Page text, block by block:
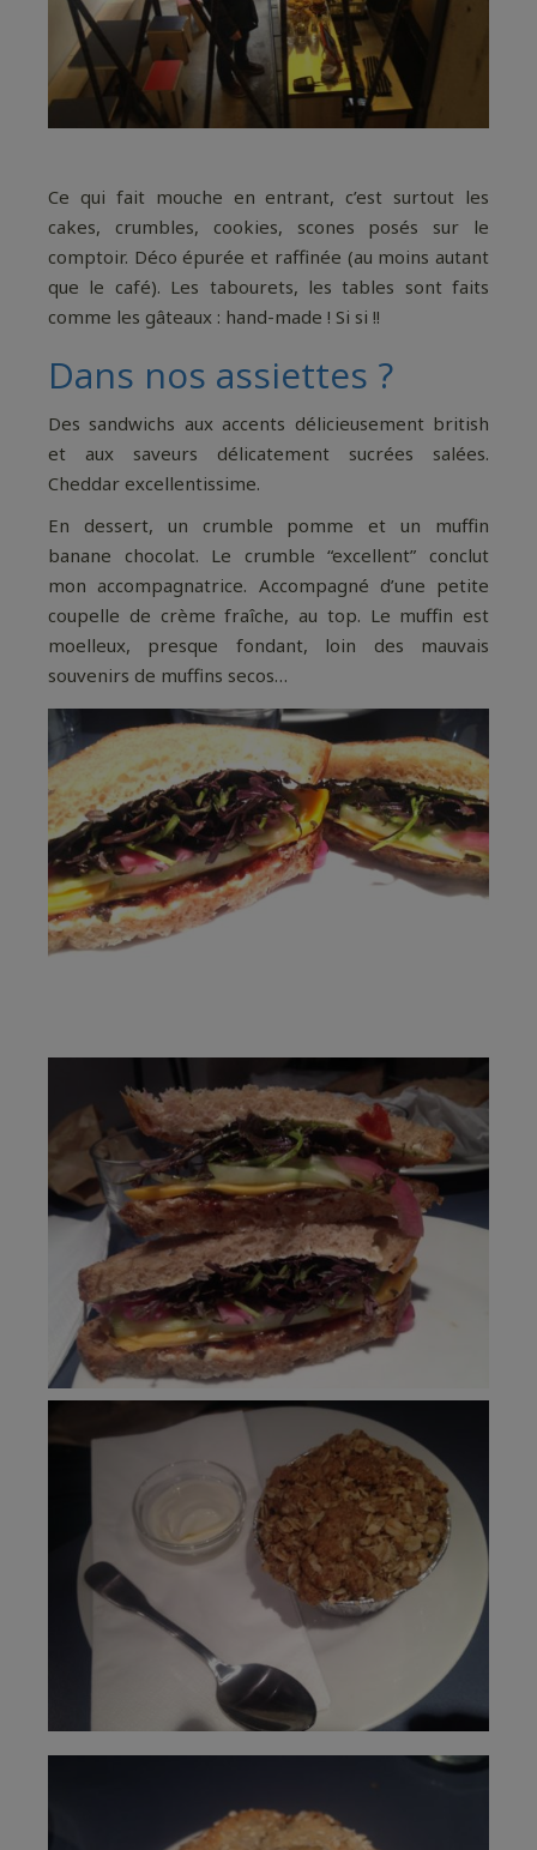
Ce qui fait mouche en entrant, c’est surtout les
cakes, crumbles, cookies, scones posés sur le
comptoir. Déco épurée et raffinée (au moins autant
que le café). Les tabourets, les tables sont faits
comme les gâteaux : hand-made ! Si si !!
Dans nos assiettes ?
Des sandwichs aux accents délicieusement british
et aux saveurs délicatement sucrées salées.
Cheddar excellentissime.
En dessert, un crumble pomme et un muffin
banane chocolat. Le crumble “excellent” conclut
mon accompagnatrice. Accompagné d’une petite
coupelle de crème fraîche, au top. Le muffin est
moelleux, presque fondant, loin des mauvais
souvenirs de muffins secos…